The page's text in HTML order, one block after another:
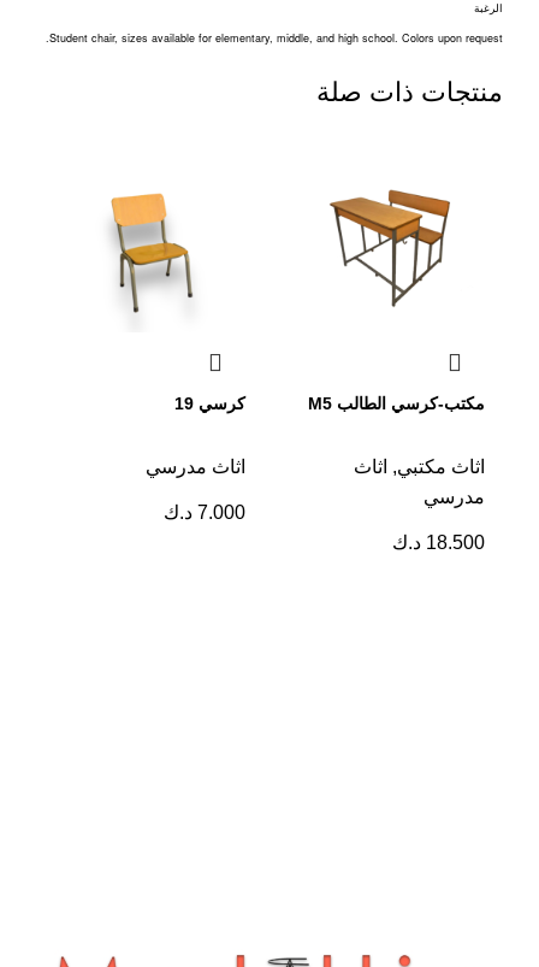
الرغبة
Student chair, sizes available for elementary, middle, and high school. Colors upon request.
منتجات ذات صلة
مكتب-كرسي الطالب M5
اثاث مكتبي, اثاث
مدرسي
18.500 د.ك
كرسي 19
اثاث مدرسي
7.000 د.ك